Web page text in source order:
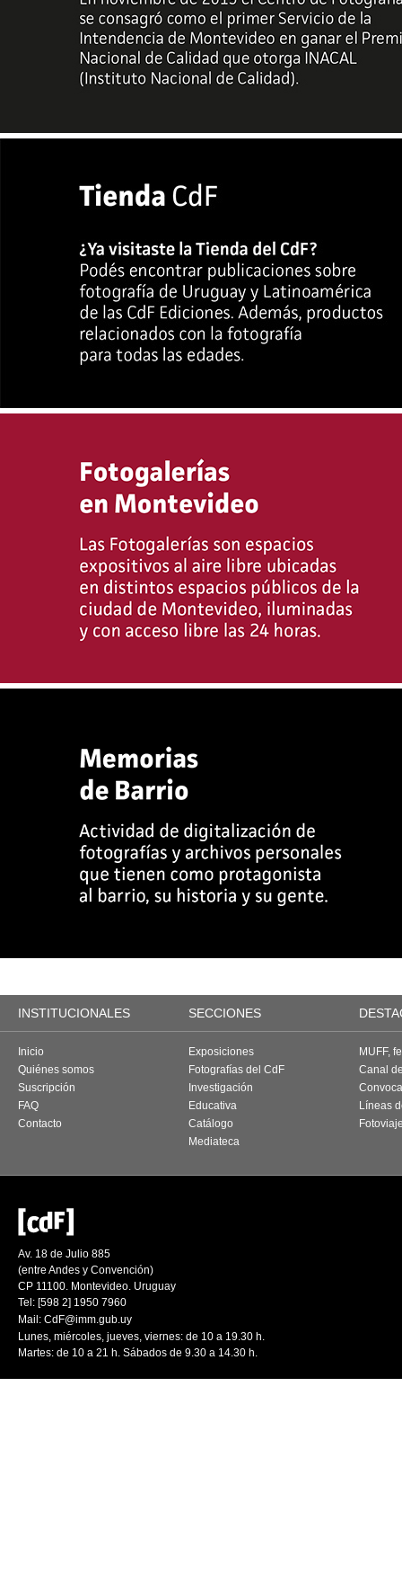
INSTITUCIONALES SECCIONES
Inicio
Quiénes somos
Suscripción
FAQ
Contacto
Exposiciones
Fotografías del CdF
Investigación
Educativa
Catálogo
Mediateca
MUFF,
Canal
Líneas
Av. 18 de Julio 885
(entre Andes y Convención)
CP 11100. Montevideo. Uruguay
Tel: [598 2] 1950 7960
Mail: CdF@imm.gub.uy
Lunes, miércoles, jueves, viernes: de 10 a 19.30 h.
Martes: de 10 a 21 h. Sábados de 9.30 a 14.30 h.